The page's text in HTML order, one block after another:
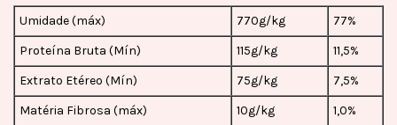
Umidade (máx) 770g/kg
77%
Proteína Bruta (Mín)
115g/kg
11,5%
Extrato Etéreo (Mín)
75g/kg
7,5%
Matéria Fibrosa (máx)
10g/kg
1,0%